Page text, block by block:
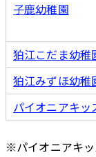
子鹿幼稚園
狛江こだま幼稚
狛江みずほ幼稚
パイオニアキッ
※パイオニアキ